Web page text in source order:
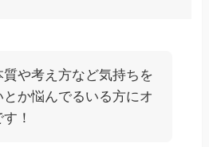
質や考え方など気持ちを
とか悩んでるいる方にオ
！